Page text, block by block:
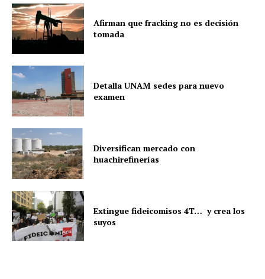
Afirman que fracking no es decisión
tomada
Detalla UNAM sedes para nuevo
examen
Diversifican mercado con
huachirefinerías
Extingue fideicomisos 4T… y crea los
suyos